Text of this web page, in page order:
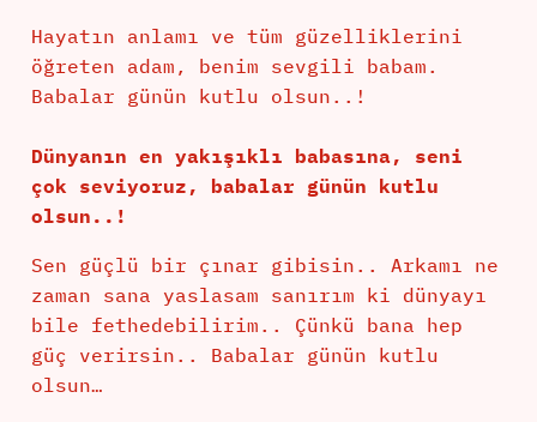
Hayatın anlamı ve tüm güzelliklerini
öğreten adam, benim sevgili babam.
Babalar günün kutlu olsun..!
Dünyanın en yakışıklı babasına, seni
çok seviyoruz, babalar günün kutlu
olsun..!
Sen güçlü bir çınar gibisin.. Arkamı ne
zaman sana yaslasam sanırım ki dünyayı
bile fethedebilirim.. Çünkü bana hep
güç verirsin.. Babalar günün kutlu
olsun…